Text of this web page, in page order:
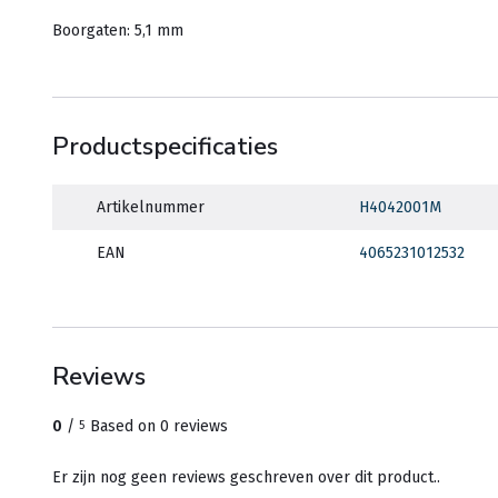
Boorgaten: 5,1 mm
Productspecificaties
Artikelnummer H4042001M
EAN 4065231012532
Reviews
0 / 5 Based on 0 reviews
Er zijn nog geen reviews geschreven over dit product..